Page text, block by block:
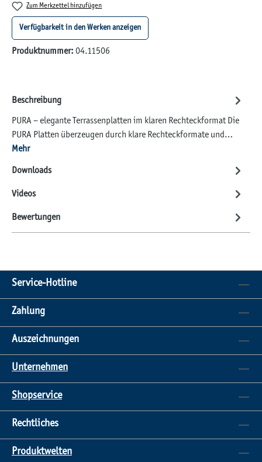
Zum Merkzettel hinzufügen
Verfügbarkeit in den Werken anzeigen
Produktnummer: 04.11506
Beschreibung
PURA – elegante Terrassenplatten im klaren Rechteckformat Die
PURA Platten überzeugen durch klare Rechteckformate und…
Mehr
Downloads
Videos
Bewertungen
Service-Hotline
Zahlung
Auszeichnungen
Unternehmen
Shopservice
Rechtliches
Produktwelten